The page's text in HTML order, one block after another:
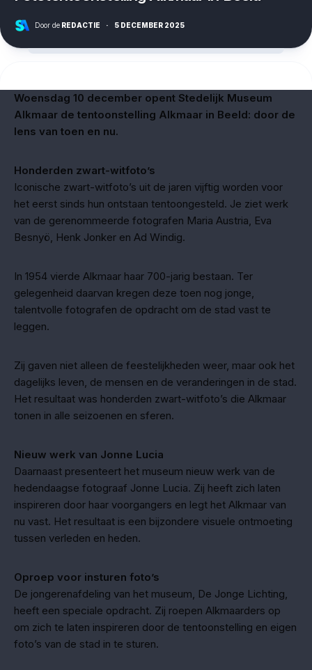
Door de REDACTIE · 5 DECEMBER 2025
Woensdag 10 december opent Stedelijk Museum
Alkmaar de tentoonstelling Alkmaar in Beeld: door de
lens van toen en nu.
Honderden zwart-witfoto’s
Iconische zwart-witfoto’s uit de jaren vijftig worden voor
het eerst sinds hun ontstaan tentoongesteld. Je ziet werk
van de gerenommeerde fotografen Maria Austria, Eva
Besnyö, Henk Jonker en Ad Windig.
In 1954 vierde Alkmaar haar 700-jarig bestaan. Ter
gelegenheid daarvan kregen deze toen nog jonge,
talentvolle fotografen de opdracht om de stad vast te
leggen.
Zij gaven niet alleen de feestelijkheden weer, maar ook het
dagelijks leven, de mensen en de veranderingen in de stad.
Het resultaat was honderden zwart-witfoto’s die Alkmaar
tonen in alle seizoenen en sferen.
Nieuw werk van Jonne Lucia
Daarnaast presenteert het museum nieuw werk van de
hedendaagse fotograaf Jonne Lucia. Zij heeft zich laten
inspireren door haar voorgangers en legt het Alkmaar van
nu vast. Het resultaat is een bijzondere visuele ontmoeting
tussen verleden en heden.
Oproep voor insturen foto’s
De jongerenafdeling van het museum, De Jonge Lichting,
heeft een speciale opdracht. Zij roepen Alkmaarders op
om zich te laten inspireren door de tentoonstelling en eigen
foto’s van de stad in te sturen.